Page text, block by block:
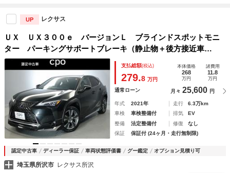
UP レクサス
ＵＸ ＵＸ３００ｅ バージョンＬ ブラインドスポットモニ
ター パーキングサポートブレーキ（静止物＋後方接近車
両） レクサスセーフティーシステム モデリスタエアロパー
ツ バックモニター 本革シート シートヒーター ベンチレ
ーション機能
支払総額(税込)
279.8 万円
本体価格
268
万円
諸費用
11.8
万円
通常ローン 月々 25,600 円
年式 2021年 走行
6.3万km
車検
車検整備付 排気
EV
整備
法定整備付 修復
なし
保証
保証付 (24ヶ月・走行無制限)
認定中古車 ディーラー保証 車両状態評価書 グー鑑定 オプション見積り可
埼玉県所沢市 レクサス所沢